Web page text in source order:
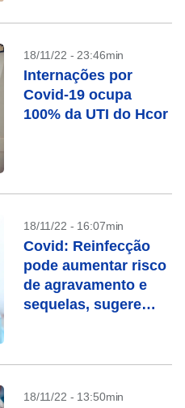
18/11/22 - 23:46min
Internações por
Covid-19 ocupa
100% da UTI do Hcor
18/11/22 - 16:07min
Covid: Reinfecção
pode aumentar risco
de agravamento e
sequelas, sugere
18/11/22 - 13:50min